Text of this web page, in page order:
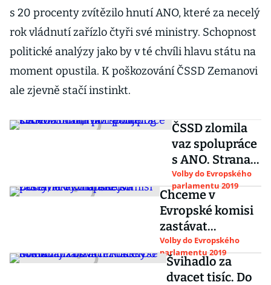
s 20 procenty zvítězilo hnutí ANO, které za necelý
rok vládnutí zařízlo čtyři své ministry. Schopnost
politické analýzy jako by v té chvíli hlavu státu na
moment opustila. K poškozování ČSSD Zemanovi
ale zjevně stačí instinkt.
ČSSD zlomila
vaz spolupráce
s ANO. Strana
potřebuje
silného lídra,
míní politolog
Lebeda
Volby do Evropského
parlamentu 2019
Chceme v
Evropské komisi
zastávat
významnější
posty, říká
Charanzová
Volby do Evropského
parlamentu 2019
Švihadlo za
dvacet tisíc. Do